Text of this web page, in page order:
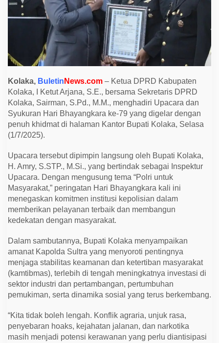
i
a
s
i
e
n
P
o
l
r
i
d
a
m
P
r
i
n
g
a
a
H
a
r
B
h
a
y
a
g
k
a
r
Kolaka, Buletin News.com – Ketua DPRD Kabupaten
Kolaka, I Ketut Arjana, S.E., bersama Sekretaris DPRD
Kolaka, Sairman, S.Pd., M.M., menghadiri Upacara dan
Syukuran Hari Bhayangkara ke-79 yang digelar dengan
penuh khidmat di halaman Kantor Bupati Kolaka, Selasa
(1/7/2025).
Upacara tersebut dipimpin langsung oleh Bupati Kolaka,
H. Amry, S.STP., M.Si., yang bertindak sebagai Inspektur
Upacara. Dengan mengusung tema “Polri untuk
Masyarakat,” peringatan Hari Bhayangkara kali ini
menegaskan komitmen institusi kepolisian dalam
memberikan pelayanan terbaik dan membangun
kedekatan dengan masyarakat.
Dalam sambutannya, Bupati Kolaka menyampaikan
amanat Kapolda Sultra yang menyoroti pentingnya
menjaga stabilitas keamanan dan ketertiban masyarakat
(kamtibmas), terlebih di tengah meningkatnya investasi di
sektor industri dan pertambangan, pertumbuhan
pemukiman, serta dinamika sosial yang terus berkembang.
“Kita tidak boleh lengah. Konflik agraria, unjuk rasa,
penyebaran hoaks, kejahatan jalanan, dan narkotika
masih menjadi potensi kerawanan yang perlu diantisipasi